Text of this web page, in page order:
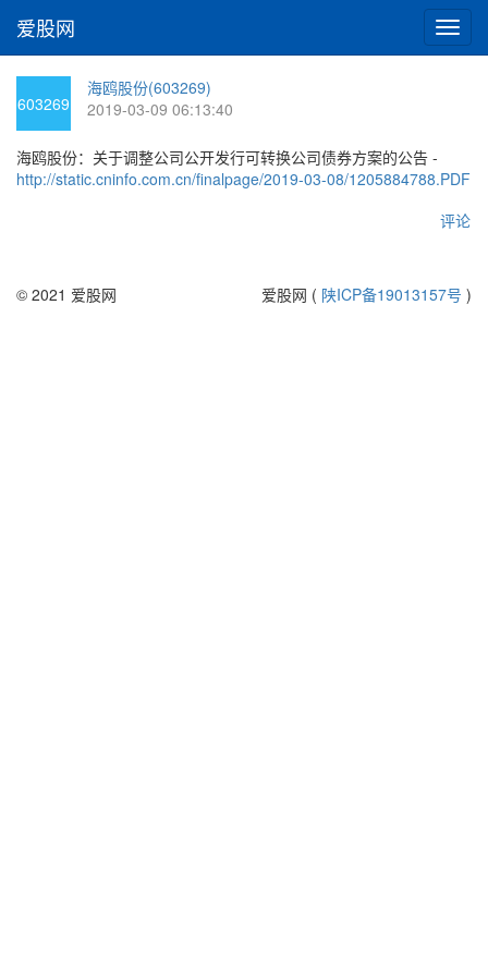
切
换
爱股网
603269
海鸥股份(603269)
2019-03-09 06:13:40
海鸥股份：关于调整公司公开发行可转换公司债券方案的公告 -
http://static.cninfo.com.cn/finalpage/2019-03-08/1205884788.PDF
评论
© 2021 爱股网 爱股网 ( 陕ICP备19013157号 )